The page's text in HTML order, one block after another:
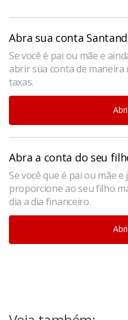
Abra sua conta
Se você é pai ou mãe e
abrir sua conta de maneira
taxas.
Abra a conta do seu
Se você que é pai ou mãe
proporcione ao seu filho
dia a dia financeiro.